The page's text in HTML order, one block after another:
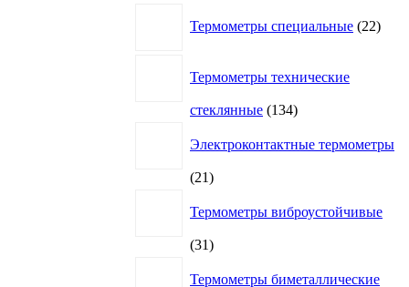
Термометры специальные 22
Термометры технические
стеклянные 134134
Электроконтактные термометры
2121
Термометры виброустойчивые
3131
Термометры биметаллические